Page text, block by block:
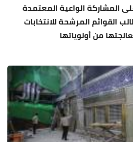
المشاركة الواعية المعتمدة
القوائم المرشحة للانتخابات
من أولوياتها